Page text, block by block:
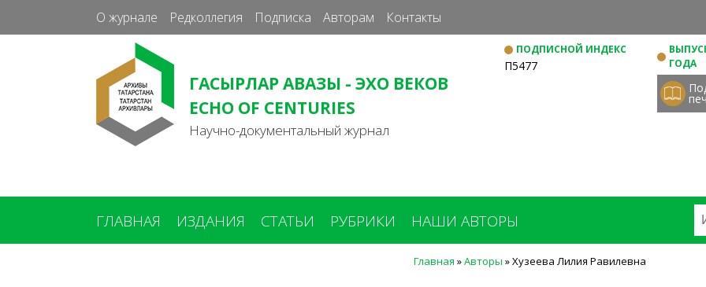
к
основному
О журнале Редколлегия Подписка Авторам Контакты
ГАСЫРЛАР АВАЗЫ - ЭХО ВЕКОВ
ECHO OF CENTURIES
Научно-документальный журнал
ПОДПИСНОЙ ИНДЕКС
П5477
ГОДА
ГЛАВНАЯ ИЗДАНИЯ СТАТЬИ РУБРИКИ НАШИ АВТОРЫ
Главная »Авторы »Хузеева Лилия Равилевна